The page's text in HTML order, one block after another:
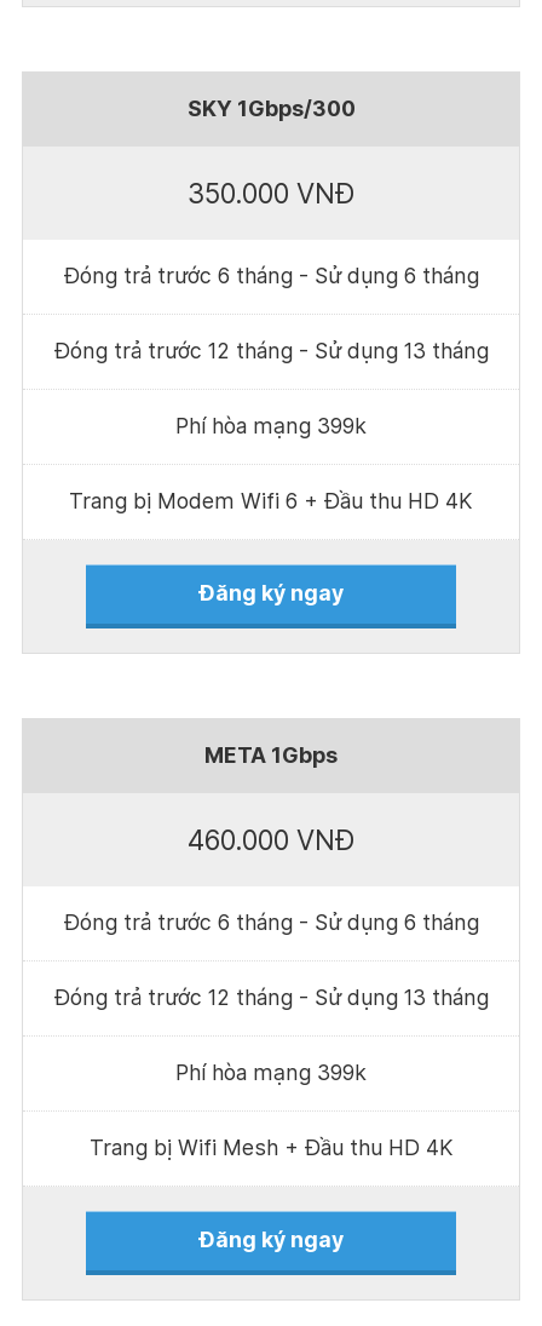
SKY 1Gbps/300
350.000 VNĐ
Đóng trả trước 6 tháng - Sử dụng 6 tháng
Đóng trả trước 12 tháng - Sử dụng 13 tháng
Phí hòa mạng 399k
Trang bị Modem Wifi 6 + Đầu thu HD 4K
Đăng ký ngay
META 1Gbps
460.000 VNĐ
Đóng trả trước 6 tháng - Sử dụng 6 tháng
Đóng trả trước 12 tháng - Sử dụng 13 tháng
Phí hòa mạng 399k
Trang bị Wifi Mesh + Đầu thu HD 4K
Đăng ký ngay